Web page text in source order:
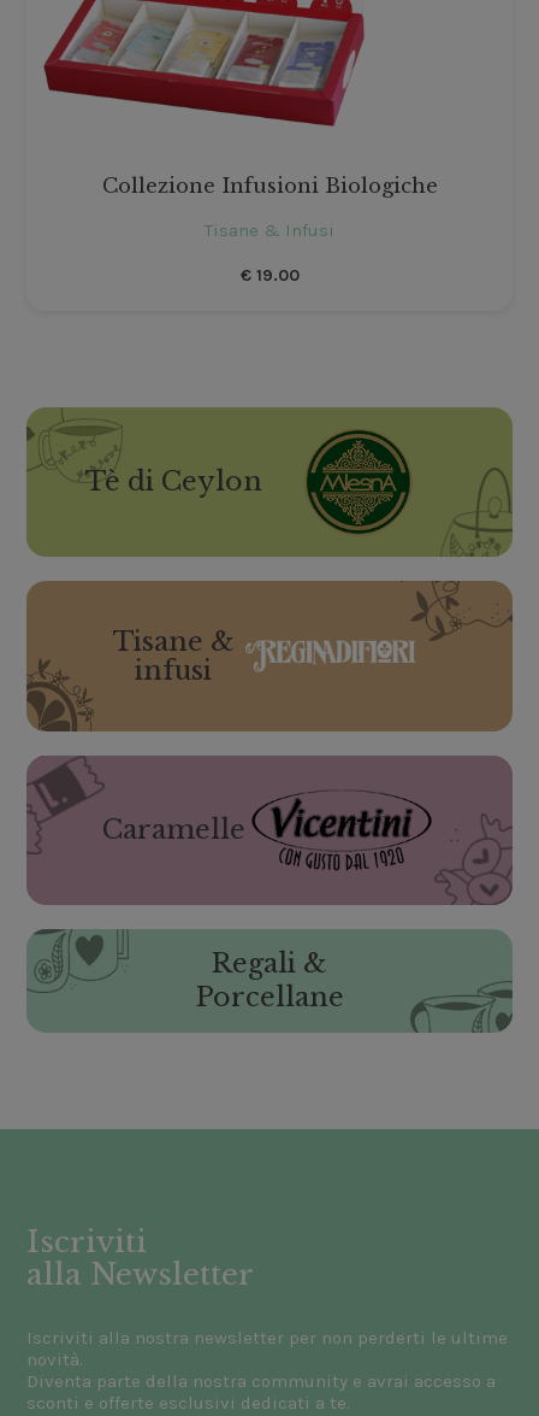
Collezione Infusioni Biologiche
Tisane & Infusi
€19.00
Tè di Ceylon
Tisane &
infusi
Caramelle
Regali &
Porcellane
Iscriviti
alla Newsletter
Iscriviti alla nostra newsletter per non perderti le ultime
novità.
Diventa parte della nostra community e avrai accesso a
sconti e offerte esclusivi dedicati a te.